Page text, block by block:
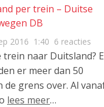
per trein – Duitse
DB
2016 1:40 6 reacties
trein naar Duitsland?
er meer dan 50
de grens over. Al
lees meer…